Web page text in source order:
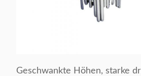
Geschwankte Höhen, starke